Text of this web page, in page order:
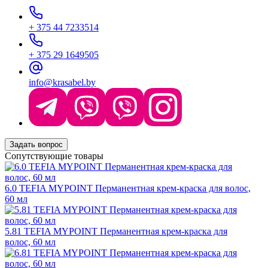
+ 375 44 7233514
+ 375 29 1649505
info@krasabel.by
Задать вопрос
Сопутствующие товары
6.0 TEFIA MYPOINT Перманентная крем-краска для волос,
60 мл
5.81 TEFIA MYPOINT Перманентная крем-краска для
волос, 60 мл